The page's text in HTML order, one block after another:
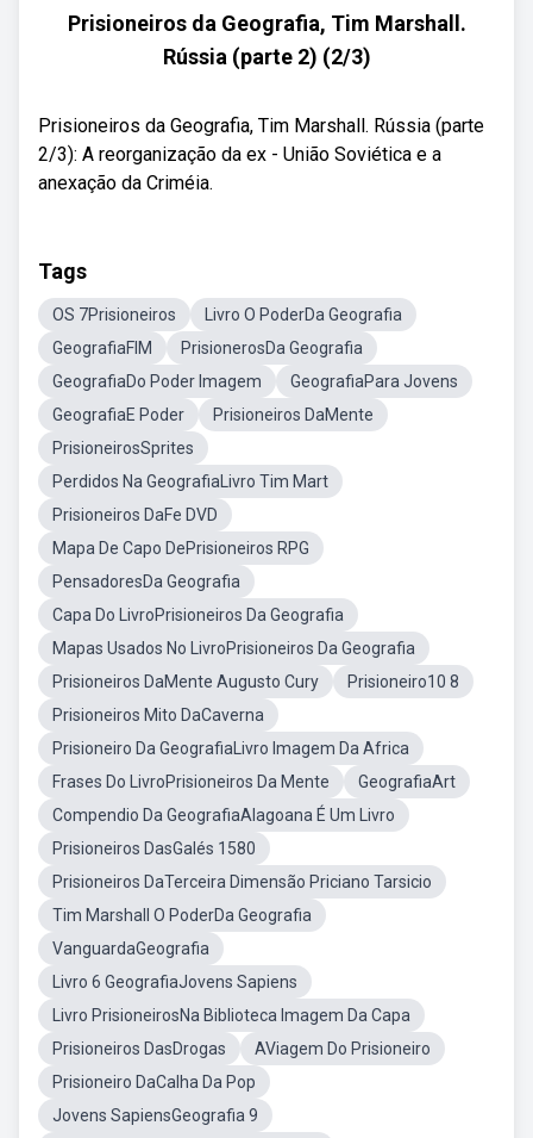
Prisioneiros da Geografia, Tim Marshall.
Rússia (parte 2) (2/3)
Prisioneiros da Geografia, Tim Marshall. Rússia (parte
2/3): A reorganização da ex - União Soviética e a
anexação da Criméia.
Tags
OS 7Prisioneiros
Livro O PoderDa Geografia
GeografiaFIM
PrisionerosDa Geografia
GeografiaDo Poder Imagem
GeografiaPara Jovens
GeografiaE Poder
Prisioneiros DaMente
PrisioneirosSprites
Perdidos Na GeografiaLivro Tim Mart
Prisioneiros DaFe DVD
Mapa De Capo DePrisioneiros RPG
PensadoresDa Geografia
Capa Do LivroPrisioneiros Da Geografia
Mapas Usados No LivroPrisioneiros Da Geografia
Prisioneiros DaMente Augusto Cury
Prisioneiro10 8
Prisioneiros Mito DaCaverna
Prisioneiro Da GeografiaLivro Imagem Da Africa
Frases Do LivroPrisioneiros Da Mente
GeografiaArt
Compendio Da GeografiaAlagoana É Um Livro
Prisioneiros DasGalés 1580
Prisioneiros DaTerceira Dimensão Priciano Tarsicio
Tim Marshall O PoderDa Geografia
VanguardaGeografia
Livro 6 GeografiaJovens Sapiens
Livro PrisioneirosNa Biblioteca Imagem Da Capa
Prisioneiros DasDrogas
AViagem Do Prisioneiro
Prisioneiro DaCalha Da Pop
Jovens SapiensGeografia 9